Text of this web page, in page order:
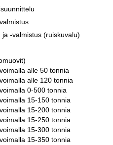
ja -valmistus (ruiskuvalu)
alle 50 tonnia
alle 120 tonnia
0-500 tonnia
15-150 tonnia
15-200 tonnia
15-250 tonnia
15-300 tonnia
15-350 tonnia